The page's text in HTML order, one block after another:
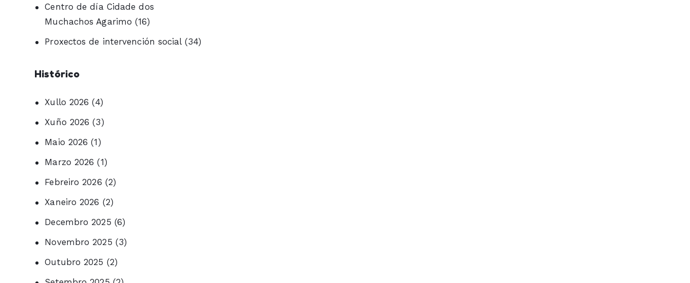
Centro de día Cidade dos
Muchachos Agarimo (16)
Proxectos de intervención social(34)
Histórico
Xullo 2026 (4)
Xuño 2026 (3)
Maio 2026 (1)
Marzo 2026 (1)
Febreiro 2026 (2)
Xaneiro 2026 (2)
Decembro 2025 (6)
Novembro 2025 (3)
Outubro 2025 (2)